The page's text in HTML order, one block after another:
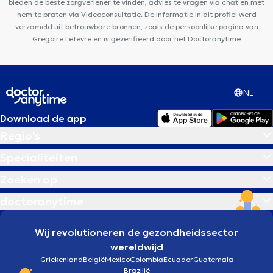
bieden de beste zorgverlener te vinden, advies te vragen via chat en met
hem te praten via Videoconsultatie. De informatie in dit profiel werd
verzameld uit betrouwbare bronnen, zoals de persoonlijke pagina van
Gregoire Lefevre en is geverifieerd door het Doctoranytime
NL
Download de app
Wij revolutioneren de gezondheidssector
wereldwijd
GriekenlandBelgiëMexicoColombiaEcuadorGuatemala
Brazilië